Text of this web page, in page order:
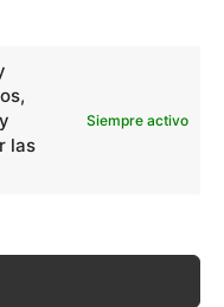
las
Siempre activo